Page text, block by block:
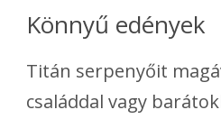
Könnyű edények
Titán serpenyőit
családdal vagy